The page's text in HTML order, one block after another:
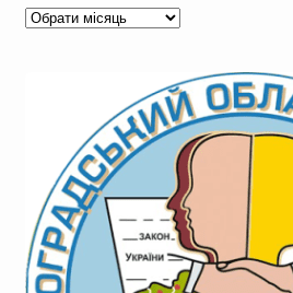
Архів
новин